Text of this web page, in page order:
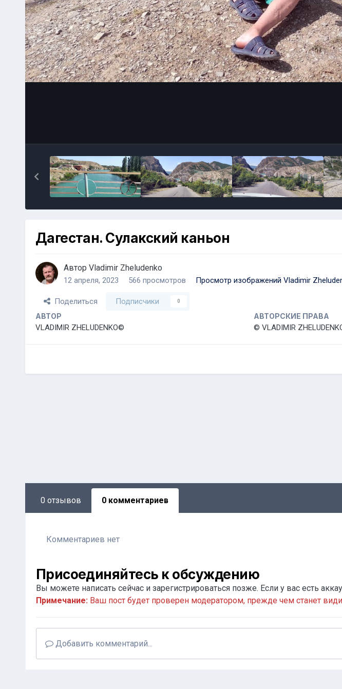
Дагестан. Сулакский каньон
Автор Vladimir Zheludenko
12 апреля, 2023 566 просмотров Просмотр изображений Vladimir
Поделиться Подписчики 0
АВТОР
VLADIMIR ZHELUDENKO©
АВТОРСКИЕ ПРАВА
© VLADIMIR
0 отзывов 0 комментариев
Комментариев нет
Присоединяйтесь к обсуждению
Вы можете написать сейчас и зарегистрироваться позже. Если у вас есть
Примечание:Ваш пост будет проверен модератором, прежде чем станет
Добавить комментарий...